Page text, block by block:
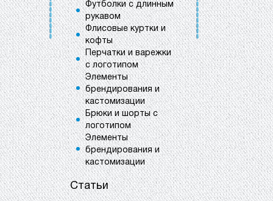
Футболки с длинным
рукавом
Флисовые куртки и
кофты
Перчатки и варежки
с логотипом
Элементы
брендирования и
кастомизации
Брюки и шорты с
логотипом
Элементы
брендирования и
кастомизации
Статьи